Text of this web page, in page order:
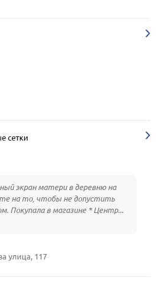
сетки
экран матери в деревню на
на то, чтобы не допустить
Покупала в магазине * Центр...
улица, 117